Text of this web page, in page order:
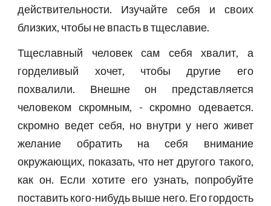
действительности. Изучайте себя и своих
близких, чтобы не впасть в тщеславие.
Тщеславный человек сам себя хвалит, а
горделивый хочет, чтобы другие его
похвалили. Внешне он представляется
человеком скромным, - скромно одевается.
скромно ведет себя, но внутри у него живет
желание обратить на себя внимание
окружающих, показать, что нет другого такого,
как он. Если хотите его узнать, попробуйте
поставить кого-нибудь выше него. Его гордость